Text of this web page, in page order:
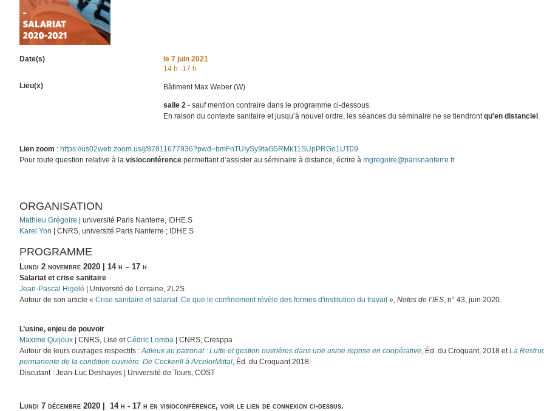
Date(s) le 7 juin 2021
14 h -17 h
Lieu(x)
Bâtiment Max Weber (W)
salle 2- sauf mention contraire dans le programme ci-dessous.
En raison du contexte sanitaire et jusqu’à nouvel ordre, les séances du séminaire ne se tiendrontqu'en distanciel .
Lien zoom : https://us02web.zoom.us/j/87811677936?pwd=bmFnTUIySy9taG5RMk11SUpPRGo1UT09
Pour toute question relative à lavisioconférence permettant d’assister au séminaire à distance, écrire àmgregoire@parisnanterre.fr
ORGANISATION
Mathieu Grégoire
| université Paris Nanterre, IDHE.S
Karel Yon
| CNRS, université Paris Nanterre ; IDHE.S
PROGRAMME
Lundi 2 novembre 2020 | 14 h – 17 h
Salariat et crise sanitaire
Jean-Pascal Higelé | Université de Lorraine, 2L2S
Autour de son article «Crise sanitaire et salariat. Ce que le confinement révèle des formes d'institution du travail »,Notes de l’IES , n° 43, juin 2020.
L’usine, enjeu de pouvoir
Maxime Quijoux | CNRS, Lise etCédric Lomba | CNRS, Cresppa
Autour de leurs ouvrages respectifs :Adieux au patronat : Lutte et gestion ouvrières dans une usine reprise en coopérative , Éd. du Croquant, 2018 etLa
permanente de la condition ouvrière. De Cockerill à ArcelorMittal , Éd. du Croquant 2018.
Discutant : Jean-Luc Deshayes | Université de Tours, COST
Lundi 7 décembre 2020 | 14 h - 17 h en visioconférence, voir le lien de connexion ci-dessus.